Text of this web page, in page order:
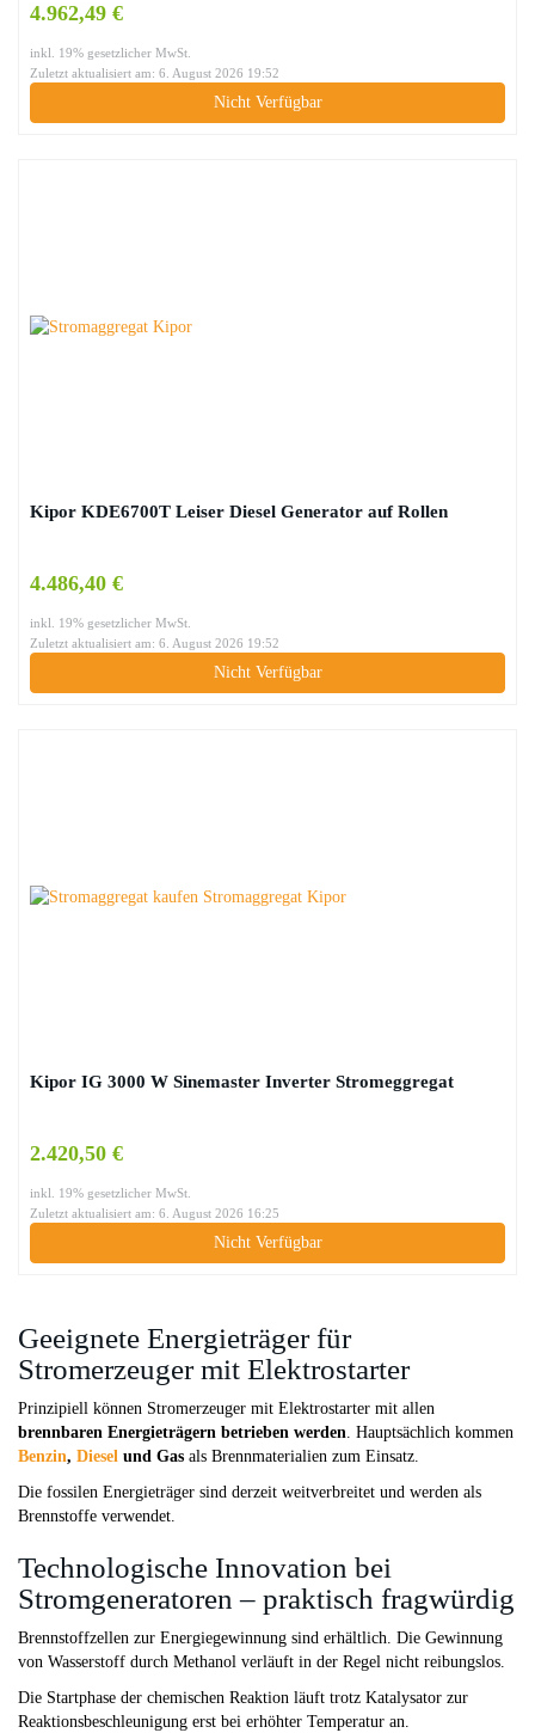
4.962,49 €
inkl. 19% gesetzlicher MwSt.
Zuletzt aktualisiert am: 6. August 2026 19:52
Nicht Verfügbar
Kipor KDE6700T Leiser Diesel Generator auf Rollen
4.486,40 €
inkl. 19% gesetzlicher MwSt.
Zuletzt aktualisiert am: 6. August 2026 19:52
Nicht Verfügbar
Kipor IG 3000 W Sinemaster Inverter Stromeggregat
2.420,50 €
inkl. 19% gesetzlicher MwSt.
Zuletzt aktualisiert am: 6. August 2026 16:25
Nicht Verfügbar
Geeignete Energieträger für
Stromerzeuger mit Elektrostarter
Prinzipiell können Stromerzeuger mit Elektrostarter mit allen
brennbaren Energieträgern betrieben werden. Hauptsächlich kommen
Benzin, Diesel und Gas als Brennmaterialien zum Einsatz.
Die fossilen Energieträger sind derzeit weitverbreitet und werden als
Brennstoffe verwendet.
Technologische Innovation bei
Stromgeneratoren – praktisch fragwürdig
Brennstoffzellen zur Energiegewinnung sind erhältlich. Die Gewinnung
von Wasserstoff durch Methanol verläuft in der Regel nicht reibungslos.
Die Startphase der chemischen Reaktion läuft trotz Katalysator zur
Reaktionsbeschleunigung erst bei erhöhter Temperatur an.